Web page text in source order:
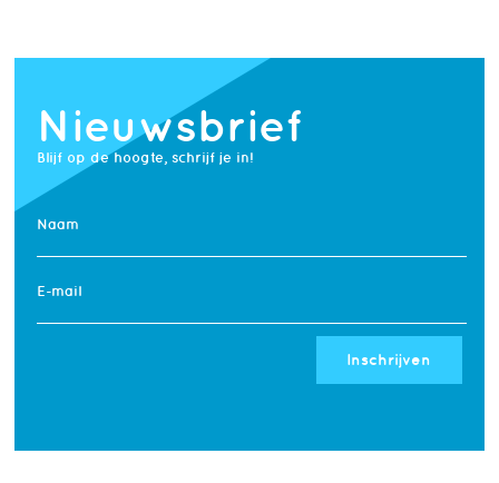
Nieuwsbrief
Blijf op de hoogte, schrijf je in!
Naam
E-mail
Inschrijven